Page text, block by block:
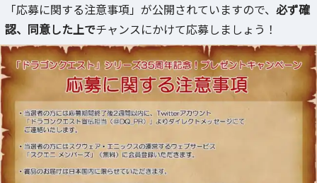
「応募に関する注意事項」が公開されていますので、 必ず確
認、同意した上でチャンスにかけて応募しましょう！